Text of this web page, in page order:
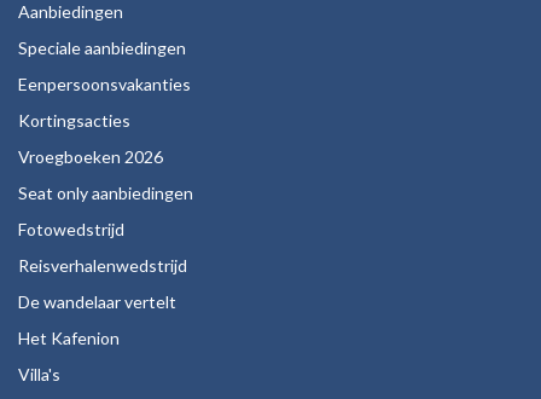
Aanbiedingen
Speciale aanbiedingen
Eenpersoonsvakanties
Kortingsacties
Vroegboeken 2026
Seat only aanbiedingen
Fotowedstrijd
Reisverhalenwedstrijd
De wandelaar vertelt
Het Kafenion
Villa's